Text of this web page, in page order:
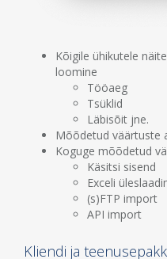
Kõigile ühikutele
loomine
Tööaeg
Tsüklid
Läbisõit jne.
Mõõdetud väärtuste
Koguge mõõdetud
Käsitsi sisend
Exceli
(s)FTP import
API import
Kliendi ja